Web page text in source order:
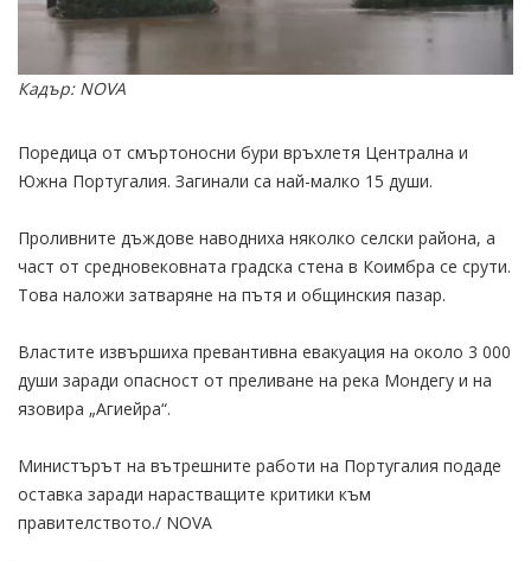
Кадър: NOVA
Поредица от смъртоносни бури връхлетя Централна и
Южна Португалия. Загинали са най-малко 15 души.
Проливните дъждове наводниха няколко селски района, а
част от средновековната градска стена в Коимбра се срути.
Това наложи затваряне на пътя и общинския пазар.
Властите извършиха превантивна евакуация на около 3 000
души заради опасност от преливане на река Мондегу и на
язовира „Агиейра“.
Министърът на вътрешните работи на Португалия подаде
оставка заради нарастващите критики към
правителството./ NOVA